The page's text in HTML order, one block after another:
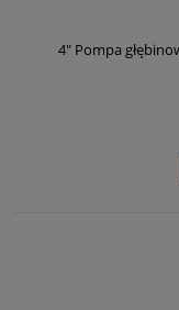
4" Pompa